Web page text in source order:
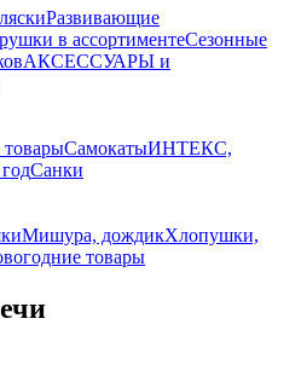
Развивающие
в ассортиментеСезонные
АКСЕССУАРЫ и
товарыСамокатыИНТЕКС,
Санки
Мишура, дождикХлопушки,
товары